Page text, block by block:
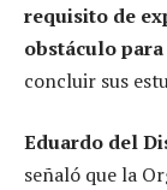
requisito de
obstáculo
concluir sus
Eduardo del
señaló que la